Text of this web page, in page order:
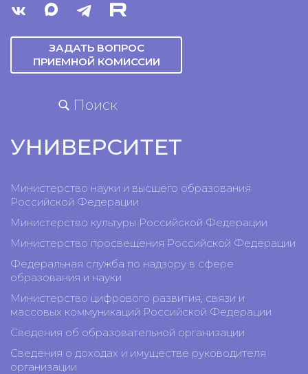
ЗАДАТЬ ВОПРОС
ПРИЕМНОЙ КОМИССИИ
Поиск
УНИВЕРСИТЕТ
Министерство науки и высшего образования
Российской Федерации
Министерство культуры Российской Федерации
Министерство просвещения Российской Федерации
Федеральная служба по надзору в сфере
образования и науки
Министерство цифрового развития, связи и
массовых коммуникаций Российской Федерации
Сведения об образовательной организации
Сведения о доходах и имуществе руководителя
организации